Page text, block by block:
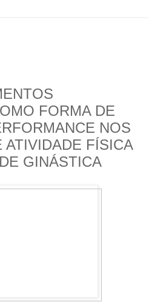
FORMA DE
NOS
ATIVIDADE FÍSICA
GINÁSTICA